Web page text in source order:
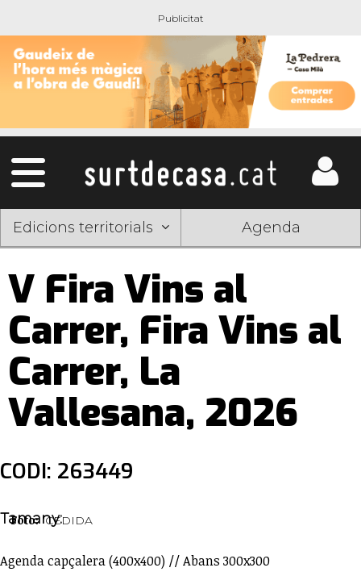
Edicions territorials Agenda
V Fira Vins al
Carrer, Fira Vins al
Carrer, La
Vallesana, 2026
CODI: 263449
Foto: CEDIDA
Tamany:
Agenda capçalera (400x400) // Abans 300x300